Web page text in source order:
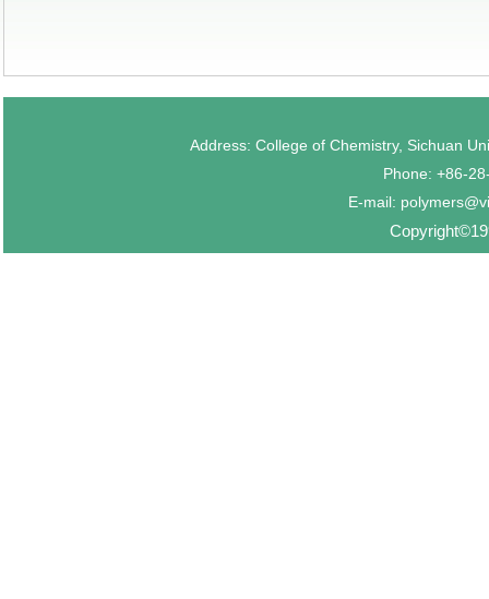
Address: College of Chemistry, Sichuan
Phone: +86-
E-mail: